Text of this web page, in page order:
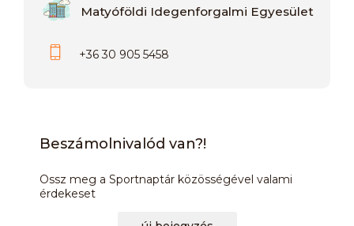
Matyóföldi Idegenforgalmi Egyesület
+36 30 905 5458
Beszámolnivalód van?!
Ossz meg a Sportnaptár közösségével valami
érdekeset